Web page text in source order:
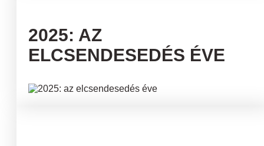
2025: AZ
ELCSENDESEDÉS ÉVE